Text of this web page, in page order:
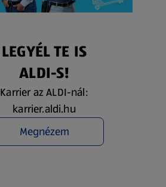
LEGYÉL TE IS
ALDI-S!
Karrier az ALDI-nál:
karrier.aldi.hu
Megnézem